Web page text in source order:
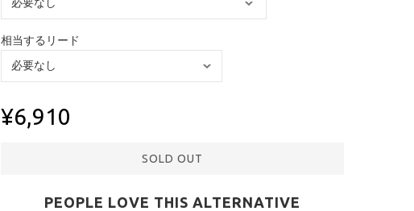
相当するリード
¥6,910
SOLD OUT
PEOPLE LOVE THIS ALTERNATIVE